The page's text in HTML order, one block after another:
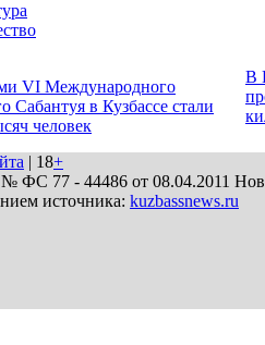
VI Международного
Сабантуя в Кузбассе стали
человек
В
| 18+
77 - 44486 от 08.04.2011
источника: kuzbassnews.ru